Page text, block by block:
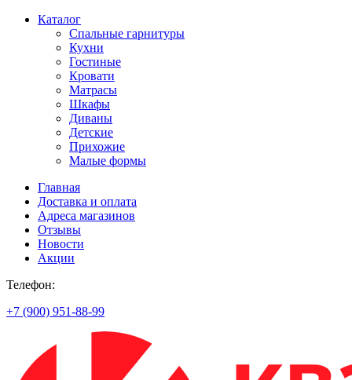
Каталог
Спальные гарнитуры
Кухни
Гостиные
Кровати
Матрасы
Шкафы
Диваны
Детские
Прихожие
Малые формы
Главная
Доставка и оплата
Адреса магазинов
Отзывы
Новости
Акции
Телефон:
+7 (900) 951-88-99